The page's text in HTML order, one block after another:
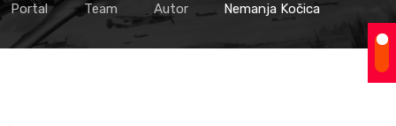
Portal
Team Autor Nemanja Kočica